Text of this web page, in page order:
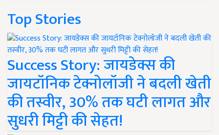
Top Stories
Success Story: जायडेक्स की
जायटॉनिक टेक्नोलॉजी ने बदली खेती
की तस्वीर, 30% तक घटी लागत और
सुधरी मिट्टी की सेहत!